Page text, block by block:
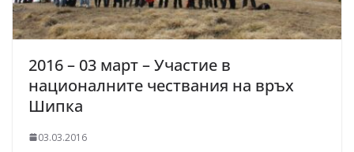
2016 – 03 март – Участие в
националните чествания на връх
Шипка
03.03.2016